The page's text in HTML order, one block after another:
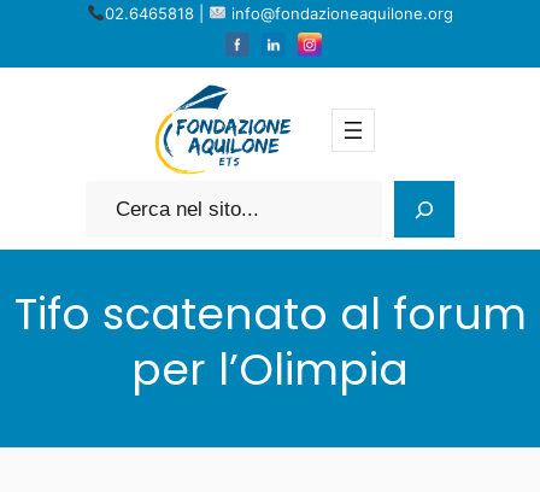
02.6465818 | info@fondazioneaquilone.org
Cerca
Tifo scatenato al forum
per l’Olimpia